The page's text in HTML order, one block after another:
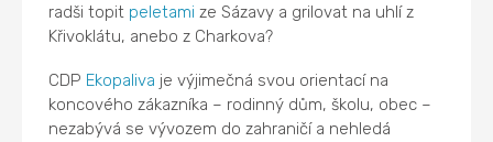
radši topit peletami ze Sázavy a grilovat na uhlí z
Křivoklátu, anebo z Charkova?
CDP Ekopaliva je výjimečná svou orientací na
koncového zákazníka – rodinný dům, školu, obec –
nezabývá se vývozem do zahraničí a nehledá